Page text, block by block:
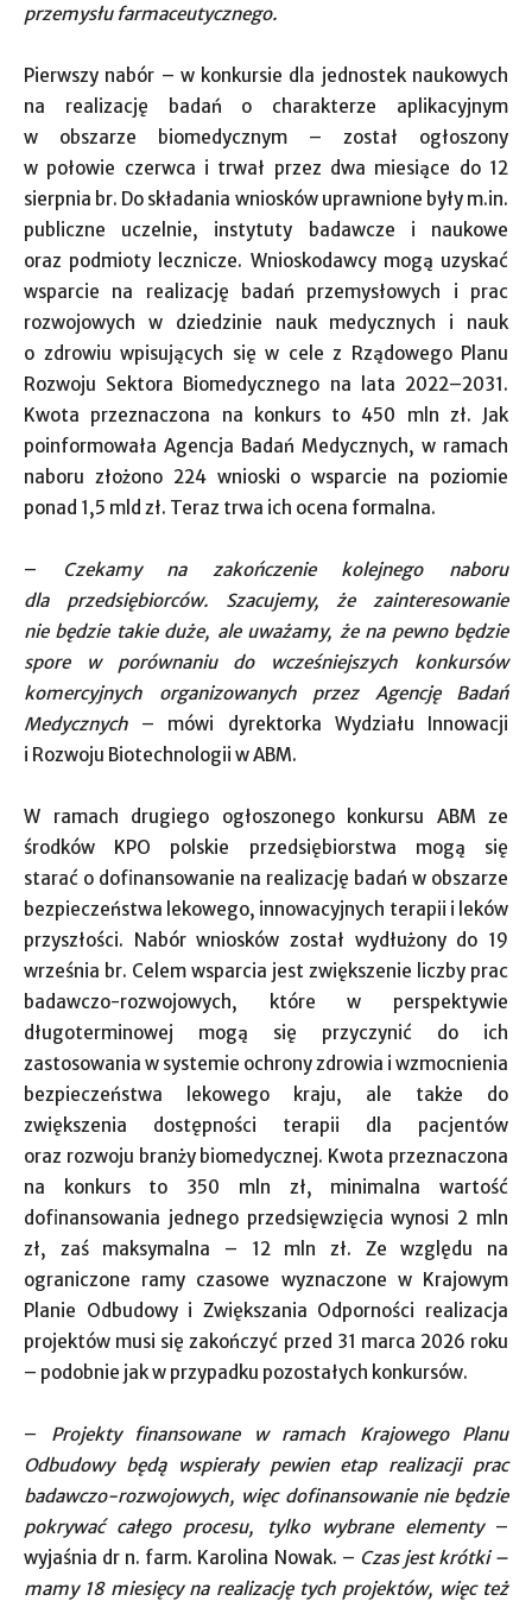
przemysłu farmaceutycznego.
Pierwszy nabór – w konkursie dla jednostek naukowych
na realizację badań o charakterze aplikacyjnym
w obszarze biomedycznym – został ogłoszony
w połowie czerwca i trwał przez dwa miesiące do 12
sierpnia br. Do składania wniosków uprawnione były m.in.
publiczne uczelnie, instytuty badawcze i naukowe
oraz podmioty lecznicze. Wnioskodawcy mogą uzyskać
wsparcie na realizację badań przemysłowych i prac
rozwojowych w dziedzinie nauk medycznych i nauk
o zdrowiu wpisujących się w cele z Rządowego Planu
Rozwoju Sektora Biomedycznego na lata 2022–2031.
Kwota przeznaczona na konkurs to 450 mln zł. Jak
poinformowała Agencja Badań Medycznych, w ramach
naboru złożono 224 wnioski o wsparcie na poziomie
ponad 1,5 mld zł. Teraz trwa ich ocena formalna.
–
Czekamy na zakończenie kolejnego naboru
dla przedsiębiorców. Szacujemy, że zainteresowanie
nie będzie takie duże, ale uważamy, że na pewno będzie
spore w porównaniu do wcześniejszych konkursów
komercyjnych organizowanych przez Agencję Badań
Medycznych – mówi dyrektorka Wydziału Innowacji
i Rozwoju Biotechnologii w ABM.
W ramach drugiego ogłoszonego konkursu ABM ze
środków KPO polskie przedsiębiorstwa mogą się
starać o dofinansowanie na realizację badań w obszarze
bezpieczeństwa lekowego, innowacyjnych terapii i leków
przyszłości. Nabór wniosków został wydłużony do 19
września br. Celem wsparcia jest zwiększenie liczby prac
badawczo-rozwojowych, które w perspektywie
długoterminowej mogą się przyczynić do ich
zastosowania w systemie ochrony zdrowia i wzmocnienia
bezpieczeństwa lekowego kraju, ale także do
zwiększenia dostępności terapii dla pacjentów
oraz rozwoju branży biomedycznej. Kwota przeznaczona
na konkurs to 350 mln zł, minimalna wartość
dofinansowania jednego przedsięwzięcia wynosi 2 mln
zł, zaś maksymalna – 12 mln zł. Ze względu na
ograniczone ramy czasowe wyznaczone w Krajowym
Planie Odbudowy i Zwiększania Odporności realizacja
projektów musi się zakończyć przed 31 marca 2026 roku
– podobnie jak w przypadku pozostałych konkursów.
– Projekty finansowane w ramach Krajowego Planu
Odbudowy będą wspierały pewien etap realizacji prac
badawczo-rozwojowych, więc dofinansowanie nie będzie
pokrywać całego procesu, tylko wybrane elementy –
wyjaśnia dr n. farm. Karolina Nowak. – Czas jest krótki –
mamy 18 miesięcy na realizację tych projektów, więc też